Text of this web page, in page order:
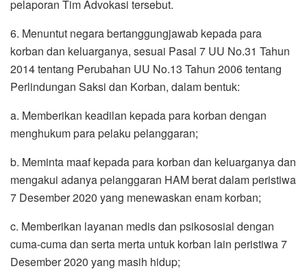
pelaporan Tim Advokasi tersebut.
6. Menuntut negara bertanggungjawab kepada para
korban dan keluarganya, sesuai Pasal 7 UU No.31 Tahun
2014 tentang Perubahan UU No.13 Tahun 2006 tentang
Perlindungan Saksi dan Korban, dalam bentuk:
a. Memberikan keadilan kepada para korban dengan
menghukum para pelaku pelanggaran;
b. Meminta maaf kepada para korban dan keluarganya dan
mengakui adanya pelanggaran HAM berat dalam peristiwa
7 Desember 2020 yang menewaskan enam korban;
c. Memberikan layanan medis dan psikososial dengan
cuma-cuma dan serta merta untuk korban lain peristiwa 7
Desember 2020 yang masih hidup;